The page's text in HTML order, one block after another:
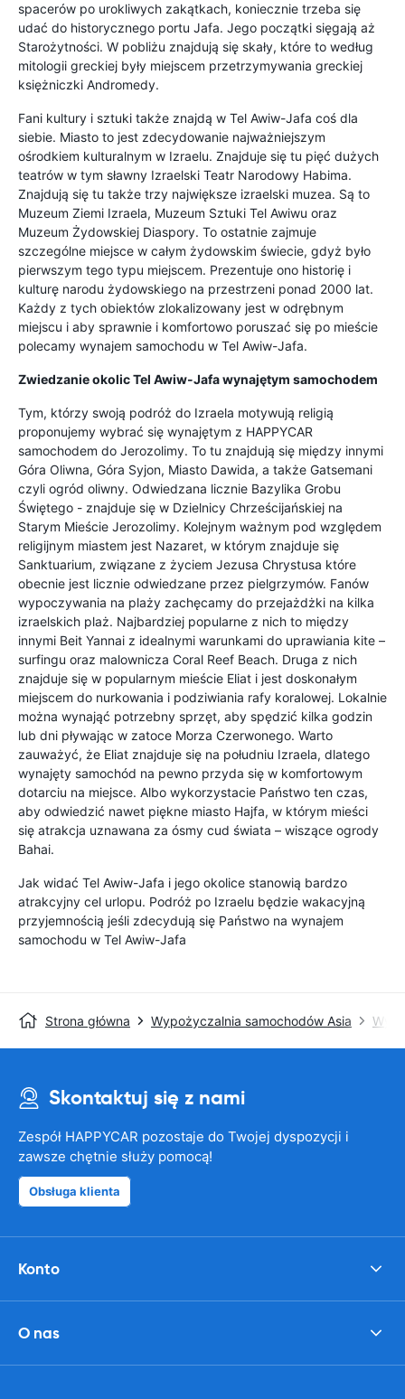
spacerów po urokliwych zakątkach, koniecznie trzeba się
udać do historycznego portu Jafa. Jego początki sięgają aż
Starożytności. W pobliżu znajdują się skały, które to według
mitologii greckiej były miejscem przetrzymywania greckiej
księżniczki Andromedy.
Fani kultury i sztuki także znajdą w Tel Awiw-Jafa coś dla
siebie. Miasto to jest zdecydowanie najważniejszym
ośrodkiem kulturalnym w Izraelu. Znajduje się tu pięć dużych
teatrów w tym sławny Izraelski Teatr Narodowy Habima.
Znajdują się tu także trzy największe izraelski muzea. Są to
Muzeum Ziemi Izraela, Muzeum Sztuki Tel Awiwu oraz
Muzeum Żydowskiej Diaspory. To ostatnie zajmuje
szczególne miejsce w całym żydowskim świecie, gdyż było
pierwszym tego typu miejscem. Prezentuje ono historię i
kulturę narodu żydowskiego na przestrzeni ponad 2000 lat.
Każdy z tych obiektów zlokalizowany jest w odrębnym
miejscu i aby sprawnie i komfortowo poruszać się po mieście
polecamy wynajem samochodu w Tel Awiw-Jafa.
Zwiedzanie okolic Tel Awiw-Jafa wynajętym samochodem
Tym, którzy swoją podróż do Izraela motywują religią
proponujemy wybrać się wynajętym z HAPPYCAR
samochodem do Jerozolimy. To tu znajdują się między innymi
Góra Oliwna, Góra Syjon, Miasto Dawida, a także Gatsemani
czyli ogród oliwny. Odwiedzana licznie Bazylika Grobu
Świętego - znajduje się w Dzielnicy Chrześcijańskiej na
Starym Mieście Jerozolimy. Kolejnym ważnym pod względem
religijnym miastem jest Nazaret, w którym znajduje się
Sanktuarium, związane z życiem Jezusa Chrystusa które
obecnie jest licznie odwiedzane przez pielgrzymów. Fanów
wypoczywania na plaży zachęcamy do przejażdżki na kilka
izraelskich plaż. Najbardziej popularne z nich to między
innymi Beit Yannai z idealnymi warunkami do uprawiania kite –
surfingu oraz malownicza Coral Reef Beach. Druga z nich
znajduje się w popularnym mieście Eliat i jest doskonałym
miejscem do nurkowania i podziwiania rafy koralowej. Lokalnie
można wynająć potrzebny sprzęt, aby spędzić kilka godzin
lub dni pływając w zatoce Morza Czerwonego. Warto
zauważyć, że Eliat znajduje się na południu Izraela, dlatego
wynajęty samochód na pewno przyda się w komfortowym
dotarciu na miejsce. Albo wykorzystacie Państwo ten czas,
aby odwiedzić nawet piękne miasto Hajfa, w którym mieści
się atrakcja uznawana za ósmy cud świata – wiszące ogrody
Bahai.
Jak widać Tel Awiw-Jafa i jego okolice stanowią bardzo
atrakcyjny cel urlopu. Podróż po Izraelu będzie wakacyjną
przyjemnością jeśli zdecydują się Państwo na wynajem
samochodu w Tel Awiw-Jafa
Strona główna Wypożyczalnia samochodów Asia
Skontaktuj się z nami
Zespół HAPPYCAR pozostaje do Twojej dyspozycji i
zawsze chętnie służy pomocą!
Obsługa klienta
Konto
O nas